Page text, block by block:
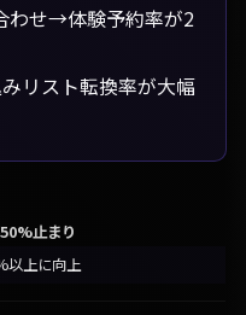
わせ→体験予約率が2
リスト転換率が大幅
止まり
以上に向上